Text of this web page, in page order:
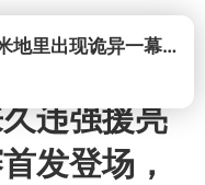
打开
违强援亮
发登场，